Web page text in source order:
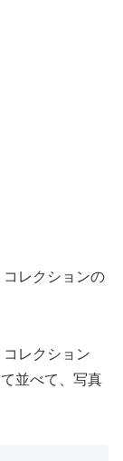
レクションの
レクション
並べて、写真